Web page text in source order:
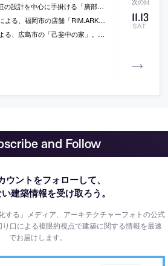
11.13
SAT
掛ける「廣部剛司建築研究所」が、設計スタッフを募集
討し、トラス的な“吊りラック”を角度を振り設置することで、洋服の正面を望めると共に店舗に複雑なシークエンスを生む
敷地に、平面形状と断面の操作により豊かな内部空間と眺望をもつ、“崖の上にすっと力強く立つ塔のような建築”を構想
and Follow
ウントをフォローして、
建築情報を受け取ろう。
する」メディア、アーキテクチャーフォトの公式
り口による複眼的視点で建築に関する情報を最速
でお届けします。